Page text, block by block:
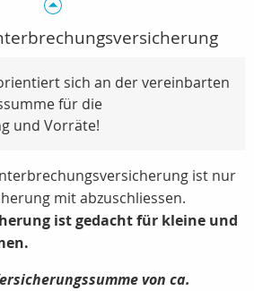
sich an der vereinbarten
für die
und Vorräte!
ist nur
mit abzuschliessen.
ist gedacht für kleine und
von ca.